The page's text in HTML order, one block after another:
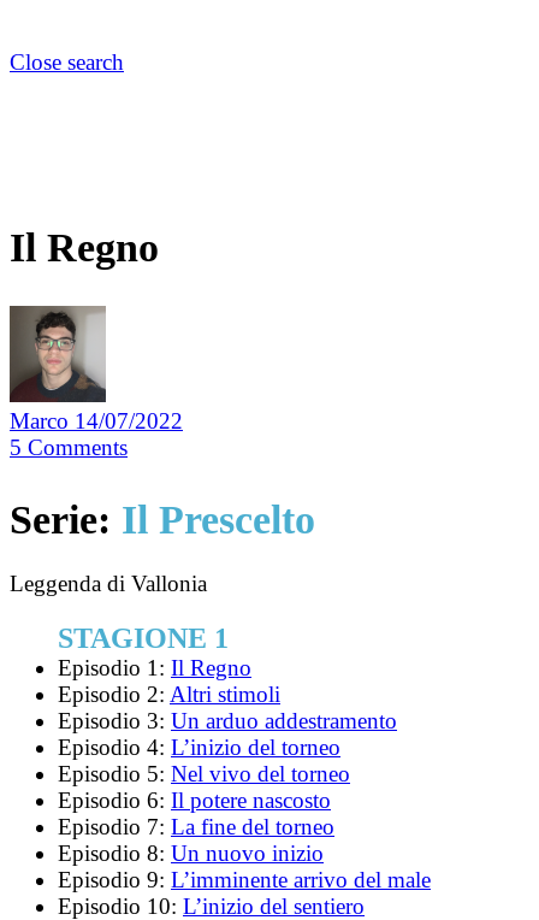
Close search
Il Regno
Marco 14/07/2022
5 Comments
Serie: Il Prescelto
Leggenda di Vallonia
STAGIONE 1
Episodio 1: Il Regno
Episodio 2: Altri stimoli
Episodio 3: Un arduo addestramento
Episodio 4: L’inizio del torneo
Episodio 5: Nel vivo del torneo
Episodio 6: Il potere nascosto
Episodio 7: La fine del torneo
Episodio 8: Un nuovo inizio
Episodio 9: L’imminente arrivo del male
Episodio 10: L’inizio del sentiero